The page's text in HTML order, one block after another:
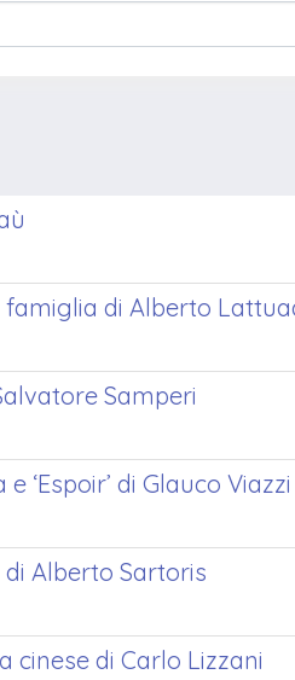
di Alberto
Samperi
‘Espoir’ di Glauco Viazzi
Alberto Sartoris
cinese di Carlo Lizzani